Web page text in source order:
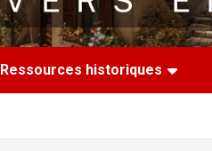
Ressources historiques